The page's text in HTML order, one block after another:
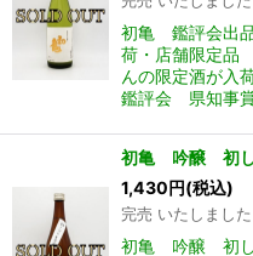
初亀 鑑評会出
荷・店舗限定
んの限定酒が入
鑑評会 県知事
初亀 吟醸 初
1,430円(税込)
完売 いたしました
初亀 吟醸 初